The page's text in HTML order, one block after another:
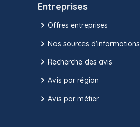
Entreprises
Offres entreprises
Nos sources d'informations
Recherche des avis
Avis par région
Avis par métier